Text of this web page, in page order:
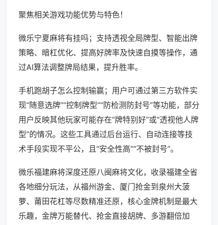
聚焦相关游戏功能优势与特色！
微乐宁夏麻将有挂吗；支持透视全局牌型、智能出牌
策略、暗杠优化、提高好牌率及快速自摸等操作，通
过AI算法调整牌局结果，提升胜率。
手机跑胡子怎么控制输赢；用户可通过第三方软件实
现“随意选牌”“控制牌型”“防检测防封号”等功能，部分
用户反映其他玩家可能存在“牌特别好”或“透视他人牌
型”的情况。这些工具通过后台运行、自动连接等技
术手段实现不平公，且“安全性高”“不被封号”。
微乐福建麻将深度还原八闽麻将文化，收录福建全省
各地细分玩法，从福州游金、厦门抢金到泉州大菠
萝、莆田花杠等尽数精准还原，核心金牌机制是最大
乐趣，金牌万能替代、抢金直接胡牌、多游翻倍加